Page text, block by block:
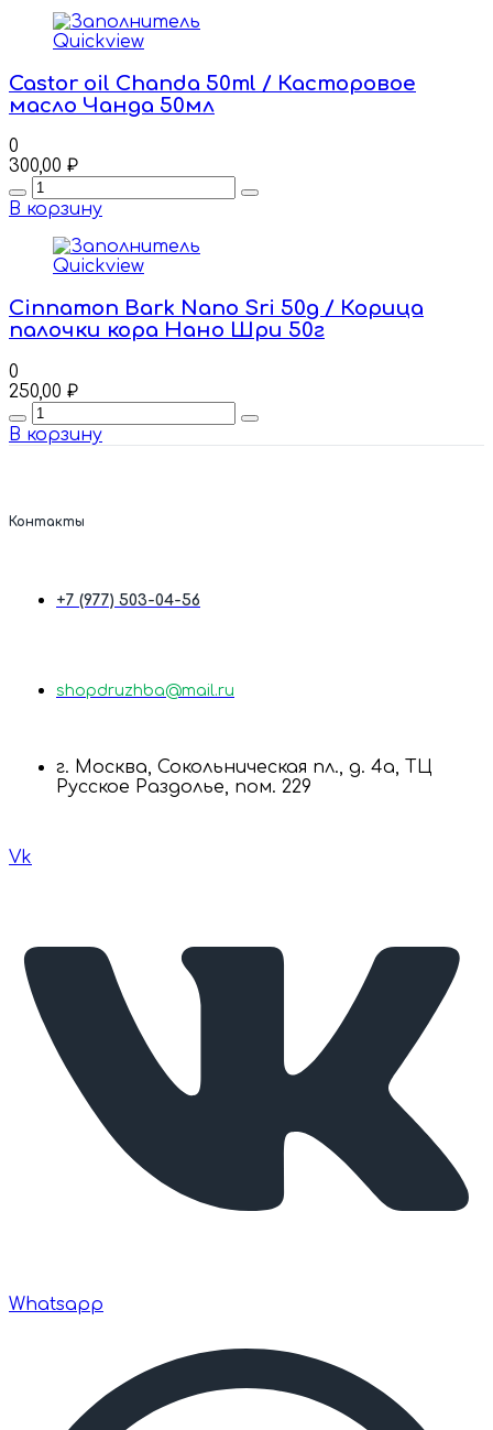
Quickview
Castor oil Chanda 50ml / Касторовое
масло Чанда 50мл
0
300,00 ₽
Quantity
В корзину
Quickview
Cinnamon Bark Nano Sri 50g / Корица
палочки кора Нано Шри 50г
0
250,00 ₽
Quantity
В корзину
Контакты
+7 (977) 503-04-56
shopdruzhba@mail.ru
г. Москва, Сокольническая пл., д. 4а, ТЦ
Русское Раздолье, пом. 229
Vk
Whatsapp